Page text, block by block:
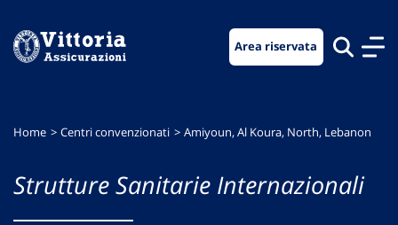
menu
contenuto
footer
Area riservata
Home Centri convenzionati Amiyoun, Al Koura, North, Lebanon
Strutture Sanitarie Internazionali